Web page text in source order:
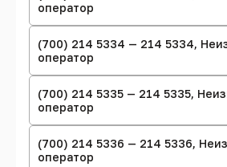
оператор
(700) 214 5334 — 214 5334,
оператор
(700) 214 5335 — 214 5335,
оператор
(700) 214 5336 — 214 5336,
оператор